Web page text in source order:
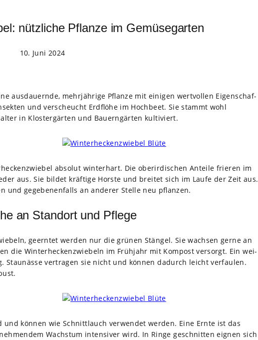
nützliche Pflanze im Gemüsegarten
10. Juni 2024
aus­dau­ernde, mehr­jäh­rige Pflanze mit eini­gen wert­vol­len Eigen­schaf­
und ver­scheucht Erd­flöhe im Hoch­beet. Sie stammt wohl
in Klos­ter­gär­ten und Bau­ern­gär­ten kul­ti­viert.
abso­lut win­ter­hart. Die ober­ir­di­schen Anteile frie­ren im
aus. Sie bil­det kräf­tige Horste und brei­tet sich im Laufe der Zeit aus.
und gege­be­nen­falls an ande­rer Stelle neu pflan­zen.
an Standort und Pflege
geern­tet wer­den nur die grü­nen Stän­gel. Sie wach­sen gerne an
die Win­ter­he­cken­zwie­beln im Früh­jahr mit Kom­post ver­sorgt. Ein wei­
Stau­nässe ver­tra­gen sie nicht und kön­nen dadurch leicht ver­fau­len.
kön­nen wie Schnitt­lauch ver­wen­det wer­den. Eine Ernte ist das
Wachs­tum inten­si­ver wird. In Ringe geschnit­ten eig­nen sich